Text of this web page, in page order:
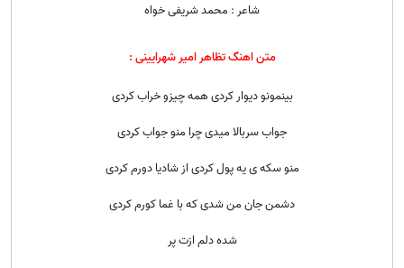
شاعر : محمد شریفی خواه
متن اهنگ تظاهر امیر شهرایینی :
بینمونو دیوار کردی همه چیزو خراب کردی
جواب سربالا میدی چرا منو جواب کردی
منو سکه ی یه پول کردی از شادیا دورم کردی
دشمن جان من شدی که با غما کورم کردی
شده دلم ازت پر